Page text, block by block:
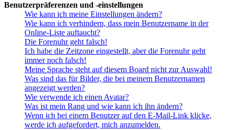
Benutzerpräferenzen und -einstellungen
Wie kann ich meine Einstellungen ändern?
Wie kann ich verhindern, dass mein Benutzername in der
Online-Liste auftaucht?
Die Forenuhr geht falsch!
Ich habe die Zeitzone eingestellt, aber die Forenuhr geht
immer noch falsch!
Meine Sprache steht auf diesem Board nicht zur Auswahl!
Was sind das für Bilder, die bei meinem Benutzernamen
angezeigt werden?
Wie verwende ich einen Avatar?
Was ist mein Rang und wie kann ich ihn ändern?
Wenn ich bei einem Benutzer auf den E-Mail-Link klicke,
werde ich aufgefordert, mich anzumelden.